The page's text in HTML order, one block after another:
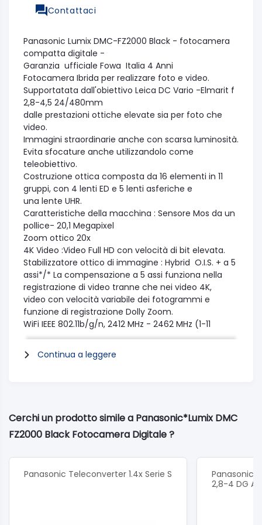
Contattaci
Panasonic Lumix DMC-FZ2000 Black - fotocamera
compatta digitale -
Garanzia ufficiale Fowa Italia 4 Anni
Fotocamera Ibrida per realizzare foto e video.
Supportatata dall'obiettivo Leica DC Vario -Elmarit f
2,8-4,5 24/480mm
dalle prestazioni ottiche elevate sia per foto che
video.
Immagini straordinarie anche con scarsa luminosità.
Evita sfocature anche utilizzandolo come
teleobiettivo.
Costruzione ottica composta da 16 elementi in 11
gruppi, con 4 lenti ED e 5 lenti asferiche e
una lente UHR.
Caratteristiche della macchina : Sensore Mos da un
pollice- 20,1 Megapixel
Zoom ottico 20x
4K Video :Video Full HD con velocità di bit elevata.
Stabilizzatore ottico di immagine : Hybrid O.I.S. + a 5
assi*/* La compensazione a 5 assi funziona nella
registrazione di video tranne che nei video 4K,
video con velocità variabile dei fotogrammi e
funzione di registrazione Dolly Zoom.
WiFi IEEE 802.11b/g/n, 2412 MHz - 2462 MHz (1-11
canali), Wi-Fi / WPA / WPA2, modalità infrastruttura
NFC No
Connessione tramite codice QR
IngrandimentoCirca 2,18x / 0,74x (35 mm camera
equiv. in 4:3)
dall'oculare alla lente
Correzione diottrica-4,0 - +4,0 (dpt)
Continua a leggere
Cerchi un prodotto simile a Panasonic*Lumix DMC
FZ2000 Black Fotocamera Digitale ?
Panasonic Teleconverter 1.4x Serie S
Panasonic
2,8-4 DG